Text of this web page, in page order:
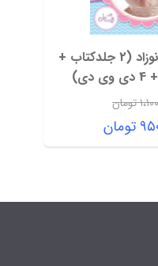
تقویت هوش نوزاد (2 جلدکتاب +
تومان
قیمت
اصلی:
تومان
قیمت